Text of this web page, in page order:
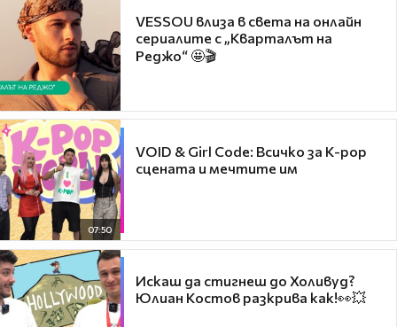
VESSOU влиза в света на онлайн
сериалите с „Кварталът на
Реджо“ 🤩🎬
07:50
VOID & Girl Code: Всичко за K-pop
сцената и мечтите им
Искаш да стигнеш до Холивуд?
Юлиан Костов разкрива как!👀💥